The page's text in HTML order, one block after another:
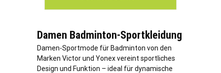
Damen Badminton-Sportkleidung
Damen-Sportmode für Badminton von den
Marken Victor und Yonex vereint sportliches
Design und Funktion – ideal für dynamische